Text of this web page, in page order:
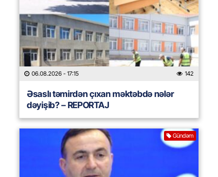
06.08.2026 - 17:15 142
Əsaslı təmirdən çıxan məktəbdə nələr
dəyişib? – REPORTAJ
Gündəm